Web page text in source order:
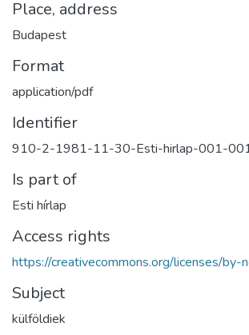
Place, address
Budapest
Format
application/pdf
Identifier
910-2-1981-11-30-Esti-hirlap-001-
Is part of
Esti hírlap
Access rights
https://creativecommons.org/licenses/by-
Subject
külföldiek